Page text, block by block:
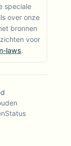
speciale
over onze
bronnen
voor
laws.
Status